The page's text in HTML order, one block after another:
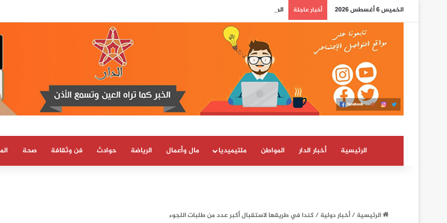
الخميس 6 أغسطس 2026 أخبار عاجلة المختبر الوطني للشرطة العلمية والتقنية يحصل على شهادة الاعتماد والمطابقة والجودة بالمعيار الدولي
الرئيسية أخبار الدار المواطن ملتيميديا مال وأعمال الرياضة حوادث فن وثقافة صحة
الرئيسية/أخبار دولية/كندا في طريقها لاستقبال أكبر عدد من طلبات اللجوء